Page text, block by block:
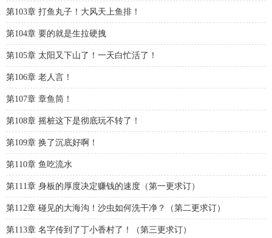
第103章 打鱼丸子！大风天上鱼排！
第104章 要的就是生拉硬拽
第105章 太阳又下山了！一天白忙活了！
第106章 老人言！
第107章 章鱼筒！
第108章 摇桩这下是彻底玩不转了！
第109章 换了沉底好啊！
第110章 鱼吃流水
第111章 身板的厚度决定赚钱的速度（第一更求订）
第112章 碰见的大海沟！沙虫如何洗干净？（第二更求订）
第113章 名字传到了丁小香村了！（第三更求订）